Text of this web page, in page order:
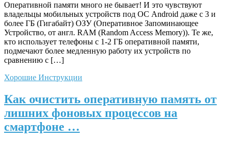
Оперативной памяти много не бывает! И это чувствуют
владельцы мобильных устройств под ОС Android даже с 3 и
более ГБ (Гигабайт) ОЗУ (Оперативное Запоминающее
Устройство, от англ. RAM (Random Access Memory)). Те же,
кто использует телефоны с 1-2 ГБ оперативной памяти,
подмечают более медленную работу их устройств по
сравнению с […]
Хорошие Инструкции
Как очистить оперативную память от
лишних фоновых процессов на
смартфоне …